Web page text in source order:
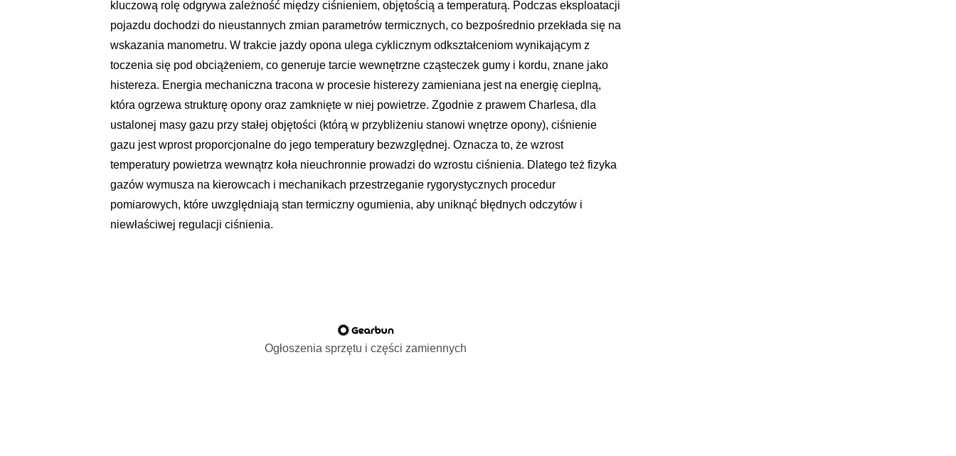
kluczową rolę odgrywa zależność między ciśnieniem, objętością a temperaturą. Podczas eksploatacji
pojazdu dochodzi do nieustannych zmian parametrów termicznych, co bezpośrednio przekłada się na
wskazania manometru. W trakcie jazdy opona ulega cyklicznym odkształceniom wynikającym z
toczenia się pod obciążeniem, co generuje tarcie wewnętrzne cząsteczek gumy i kordu, znane jako
histereza. Energia mechaniczna tracona w procesie histerezy zamieniana jest na energię cieplną,
która ogrzewa strukturę opony oraz zamknięte w niej powietrze. Zgodnie z prawem Charlesa, dla
ustalonej masy gazu przy stałej objętości (którą w przybliżeniu stanowi wnętrze opony), ciśnienie
gazu jest wprost proporcjonalne do jego temperatury bezwzględnej. Oznacza to, że wzrost
temperatury powietrza wewnątrz koła nieuchronnie prowadzi do wzrostu ciśnienia. Dlatego też fizyka
gazów wymusza na kierowcach i mechanikach przestrzeganie rygorystycznych procedur
pomiarowych, które uwzględniają stan termiczny ogumienia, aby uniknąć błędnych odczytów i
niewłaściwej regulacji ciśnienia.
Ogłoszenia sprzętu i części zamiennych